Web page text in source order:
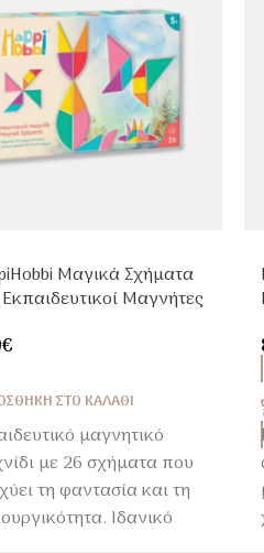
Μαγικά Σχήματα
Μαγνήτες
€
ΣΤΟ ΚΑΛΆΘΙ
μαγνητικό
με 26 σχήματα που
τη φαντασία και τη
Ιδανικό